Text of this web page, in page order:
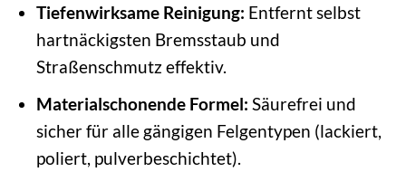
Tiefenwirksame Reinigung: Entfernt selbst
hartnäckigsten Bremsstaub und
Straßenschmutz effektiv.
Materialschonende Formel: Säurefrei und
sicher für alle gängigen Felgentypen (lackiert,
poliert, pulverbeschichtet).